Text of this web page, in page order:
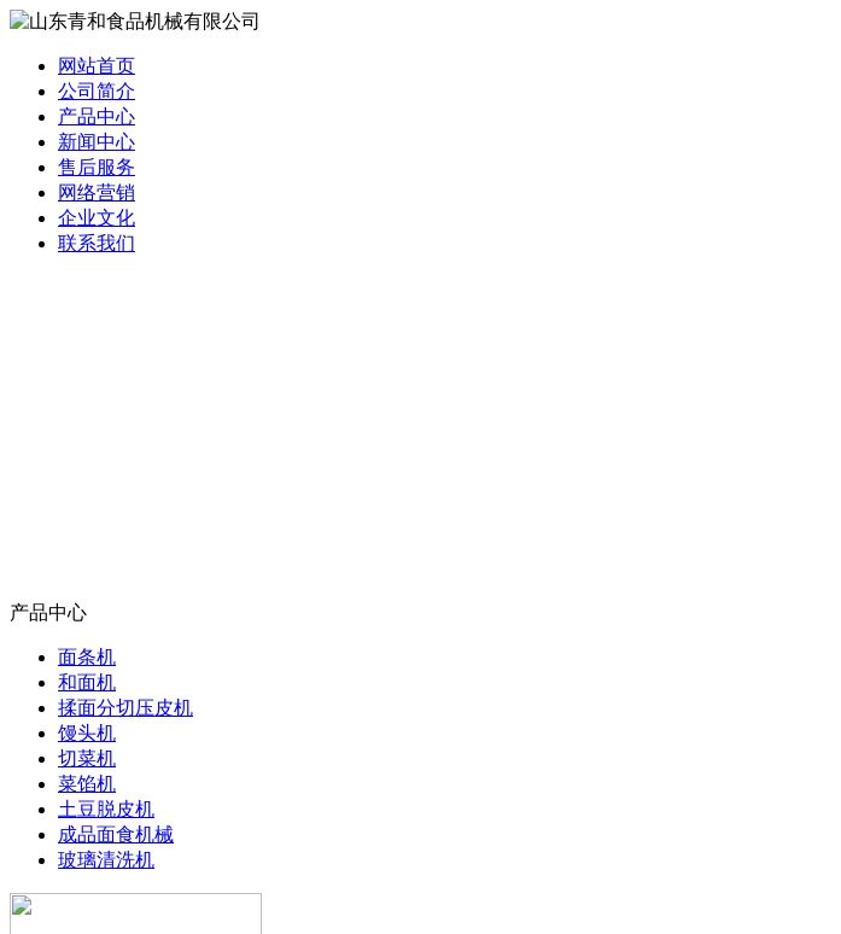
网站首页
公司简介
产品中心
新闻中心
售后服务
网络营销
企业文化
联系我们
产品中心
面条机
和面机
揉面分切压皮机
馒头机
切菜机
菜馅机
土豆脱皮机
成品面食机械
玻璃清洗机